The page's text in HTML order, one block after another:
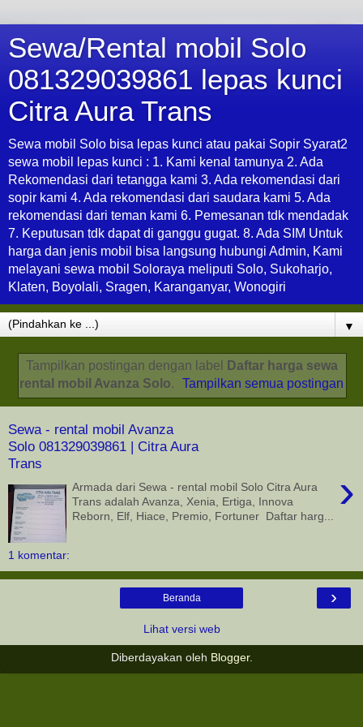
Sewa/Rental mobil Solo
081329039861 lepas kunci
Citra Aura Trans
Sewa mobil Solo bisa lepas kunci atau pakai Sopir Syarat2
sewa mobil lepas kunci : 1. Kami kenal tamunya 2. Ada
Rekomendasi dari tetangga kami 3. Ada rekomendasi dari
sopir kami 4. Ada rekomendasi dari saudara kami 5. Ada
rekomendasi dari teman kami 6. Pemesanan tdk mendadak
7. Keputusan tdk dapat di ganggu gugat. 8. Ada SIM Untuk
harga dan jenis mobil bisa langsung hubungi Admin, Kami
melayani sewa mobil Soloraya meliputi Solo, Sukoharjo,
Klaten, Boyolali, Sragen, Karanganyar, Wonogiri
▼
Tampilkan postingan dengan label
Daftar harga sewa
rental mobil Avanza Solo. Tampilkan semua postingan
Sewa - rental mobil Avanza
Solo 081329039861 | Citra Aura
Trans
›
Armada dari Sewa - rental mobil Solo Citra Aura
Trans adalah Avanza, Xenia, Ertiga, Innova
Reborn, Elf, Hiace, Premio, Fortuner Daftar harg...
1 komentar:
›
Beranda
Lihat versi web
Diberdayakan oleh Blogger.